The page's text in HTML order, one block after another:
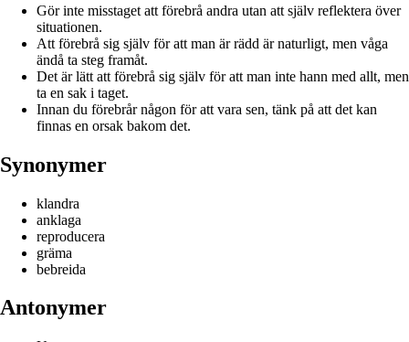
Gör inte misstaget att förebrå andra utan att själv reflektera över
situationen.
Att förebrå sig själv för att man är rädd är naturligt, men våga
ändå ta steg framåt.
Det är lätt att förebrå sig själv för att man inte hann med allt, men
ta en sak i taget.
Innan du förebrår någon för att vara sen, tänk på att det kan
finnas en orsak bakom det.
Synonymer
klandra
anklaga
reproducera
gräma
bebreida
Antonymer